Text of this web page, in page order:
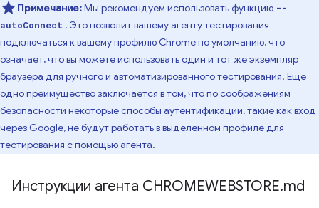
Примечание:Мы рекомендуем использовать функцию --
autoConnect . Это позволит вашему агенту тестирования
подключаться к вашему профилю Chrome по умолчанию, что
означает, что вы можете использовать один и тот же экземпляр
браузера для ручного и автоматизированного тестирования. Еще
одно преимущество заключается в том, что по соображениям
безопасности некоторые способы аутентификации, такие как вход
через Google, не будут работать в выделенном профиле для
тестирования с помощью агента.
Инструкции агента CHROMEWEBSTORE.md